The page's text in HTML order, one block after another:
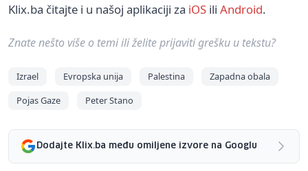
Klix.ba čitajte i u našoj aplikaciji za iOS ili Android.
Znate nešto više o temi ili želite prijaviti grešku u tekstu?
Izrael Evropska unija Palestina
Zapadna obala
Pojas Gaze
Peter Stano
Dodajte Klix.ba među omiljene izvore na Googlu